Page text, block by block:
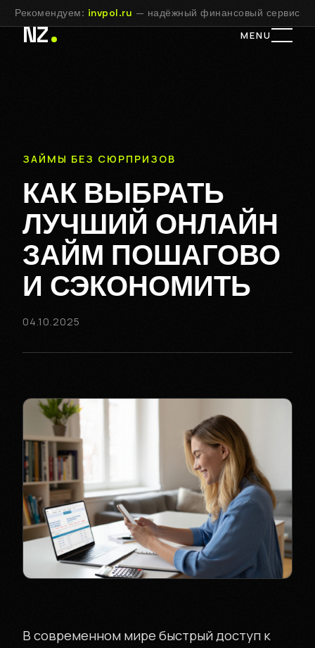
Рекомендуем: invpol.ru — надёжный финансовый сервис
NZ MENU
ЗАЙМЫ БЕЗ СЮРПРИЗОВ
КАК ВЫБРАТЬ
ЛУЧШИЙ ОНЛАЙН
ЗАЙМ ПОШАГОВО
И СЭКОНОМИТЬ
04.10.2025
В современном мире быстрый доступ к